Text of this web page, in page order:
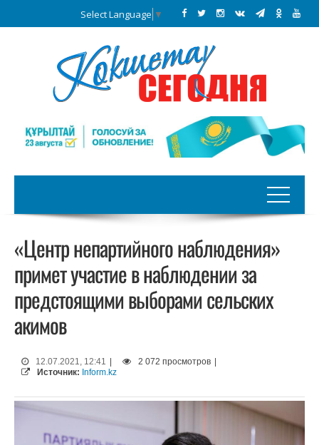
Select Language ▼
«Центр непартийного наблюдения»
примет участие в наблюдении за
предстоящими выборами сельских
акимов
12.07.2021, 12:41 2 072 просмотров
Источник: Inform.kz